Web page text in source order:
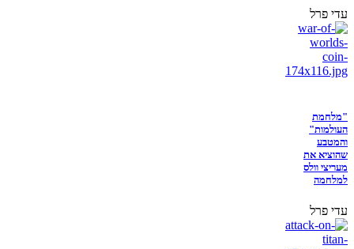
עדי פרל
"מלחמת
העולמות"
והמטבע
שהוציא את
מעריצי וולס
למלחמה
עדי פרל